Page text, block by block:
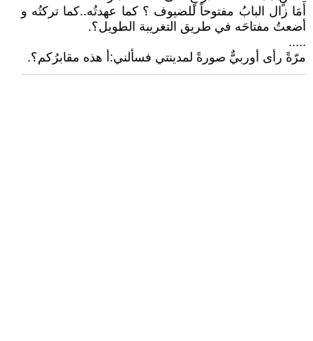
أَمَا زال البابُ مفتوحاً للضيوف ؟ كما عهدتُه..كما تركتُه و
أضعتُ مفتاحَه في طريق التغريبة الطويل؟.
.....
مرّةً رأى أوربيٌّ صورةً لمدينتي فسألني:أ هذه مقابرُكم؟.